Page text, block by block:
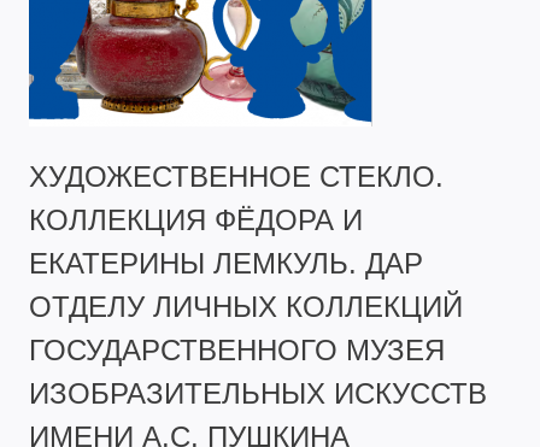
ХУДОЖЕСТВЕННОЕ СТЕКЛО.
КОЛЛЕКЦИЯ ФЁДОРА И
ЕКАТЕРИНЫ ЛЕМКУЛЬ. ДАР
ОТДЕЛУ ЛИЧНЫХ КОЛЛЕКЦИЙ
ГОСУДАРСТВЕННОГО МУЗЕЯ
ИЗОБРАЗИТЕЛЬНЫХ ИСКУССТВ
ИМЕНИ А.С. ПУШКИНА